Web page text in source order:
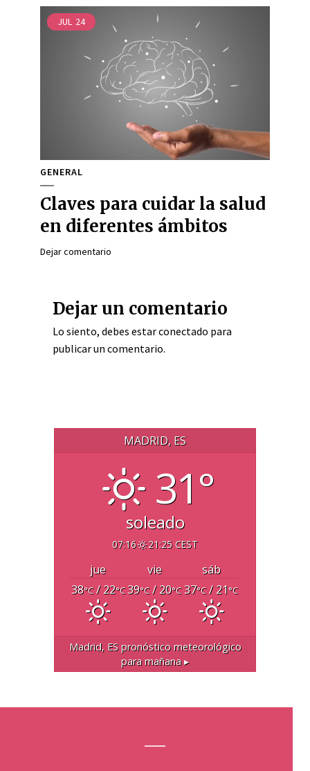
JUL 24
GENERAL
Claves para cuidar la salud
en diferentes ámbitos
Dejar comentario
Dejar un comentario
Lo siento, debes estarconectado para
publicar un comentario.
MADRID, ES
31°
soleado
07:16 21:25 CEST
jue vie
sáb
38°C/ 22°C39°C/ 20°C 37°C/ 21°C
Madrid, ESpronóstico meteorológico
para mañana ▸